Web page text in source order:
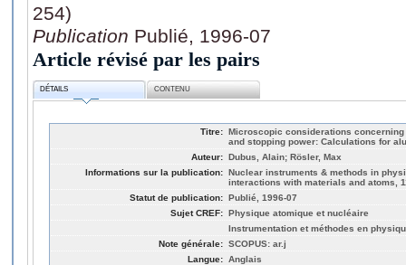
254)
Publication Publié, 1996-07
Article révisé par les pairs
DÉTAILS CONTENU
Titre: Microscopic considerations
and stopping power: Calculations for
Auteur: Dubus, Alain; Rösler, Max
Informations sur la publication: Nuclear instruments & methods in
interactions with materials and atoms,
Statut de publication: Publié, 1996-07
Sujet CREF: Physique atomique et nucléaire
Instrumentation et méthodes en
Note générale: SCOPUS: ar.j
Langue: Anglais